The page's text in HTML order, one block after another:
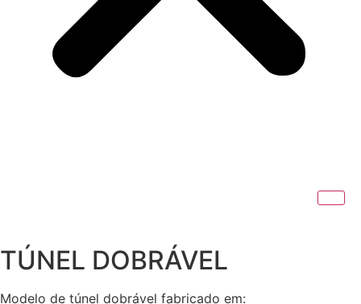
TÚNEL DOBRÁVEL
Modelo de túnel dobrável fabricado em: